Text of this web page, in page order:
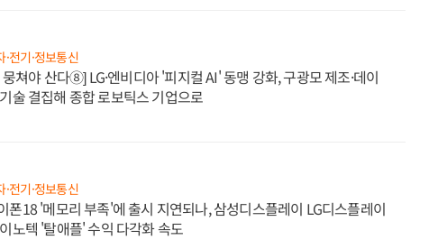
·전기·정보통신
쳐야 산다⑧] LG·엔비디아 '피지컬 AI' 동맹 강화, 구광모 제조·데이
술 결집해 종합 로보틱스 기업으로
·전기·정보통신
폰18 '메모리 부족'에 출시 지연되나, 삼성디스플레이 LG디스플레이
노텍 '탈애플' 수익 다각화 속도